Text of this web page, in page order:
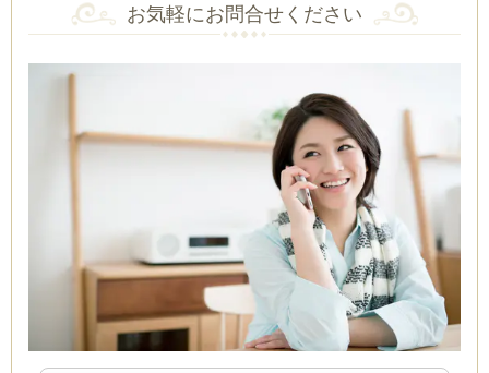
お気軽にお問合せください